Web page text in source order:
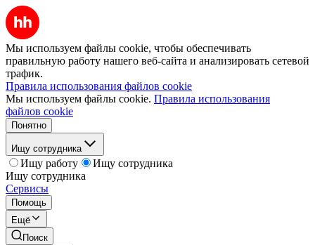
Мы используем файлы cookie, чтобы обеспечивать
правильную работу нашего веб-сайта и анализировать сетевой
трафик.
Правила использования файлов cookie
Мы используем файлы cookie. Правила использования
файлов cookie
Понятно
Ищу сотрудника
Ищу работу
Ищу сотрудника
Ищу сотрудника
Сервисы
Помощь
Ещё
Поиск